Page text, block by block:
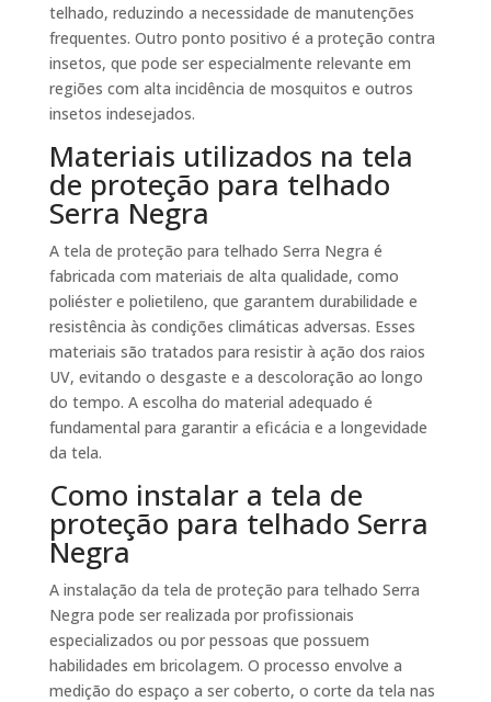
telhado, reduzindo a necessidade de manutenções
frequentes. Outro ponto positivo é a proteção contra
insetos, que pode ser especialmente relevante em
regiões com alta incidência de mosquitos e outros
insetos indesejados.
Materiais utilizados na tela
de proteção para telhado
Serra Negra
A tela de proteção para telhado Serra Negra é
fabricada com materiais de alta qualidade, como
poliéster e polietileno, que garantem durabilidade e
resistência às condições climáticas adversas. Esses
materiais são tratados para resistir à ação dos raios
UV, evitando o desgaste e a descoloração ao longo
do tempo. A escolha do material adequado é
fundamental para garantir a eficácia e a longevidade
da tela.
Como instalar a tela de
proteção para telhado Serra
Negra
A instalação da tela de proteção para telhado Serra
Negra pode ser realizada por profissionais
especializados ou por pessoas que possuem
habilidades em bricolagem. O processo envolve a
medição do espaço a ser coberto, o corte da tela nas